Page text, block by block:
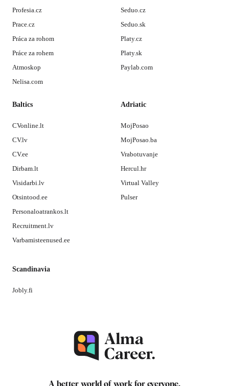
Profesia.cz
Prace.cz
Práca za rohom
Práce za rohem
Atmoskop
Nelisa.com
Seduo.cz
Seduo.sk
Platy.cz
Platy.sk
Paylab.com
Baltics
CVonline.lt
CV.lv
CV.ee
Dirbam.lt
Visidarbi.lv
Otsintood.ee
Personaloatrankos.lt
Recruitment.lv
Varbamisteenused.ee
Adriatic
MojPosao
MojPosao.ba
Vrabotuvanje
Hercul.hr
Virtual Valley
Pulser
Scandinavia
Jobly.fi
A better world of work for everyone.